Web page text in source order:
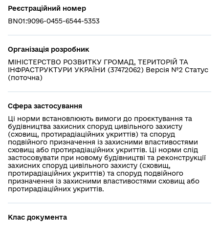
Реєстраційний номер
BN01:9096-0455-6544-5353
Організація розробник
МІНІСТЕРСТВО РОЗВИТКУ ГРОМАД, ТЕРИТОРІЙ ТА
ІНФРАСТРУКТУРИ УКРАЇНИ (37472062) Версія №2 Статус
(поточна)
Сфера застосування
Ці норми встановлюють вимоги до проєктування та
будівництва захисних споруд цивільного захисту
(сховищ, протирадіаційних укриттів) та споруд
подвійного призначення із захисними властивостями
сховищ або протирадіаційних укриттів. Ці норми слід
застосовувати при новому будівництві та реконструкції
захисних споруд цивільного захисту (сховищ,
протирадіаційних укриттів) та споруд подвійного
призначення із захисними властивостями сховищ або
протирадіаційних укриттів.
Клас документа